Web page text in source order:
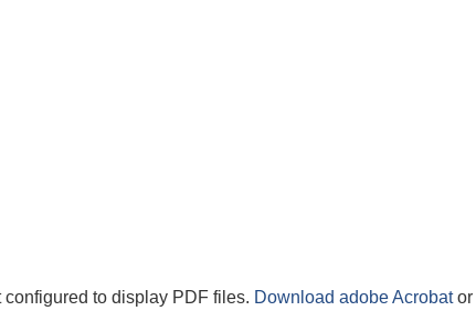
configured to display PDF files. Download adobe Acrobator